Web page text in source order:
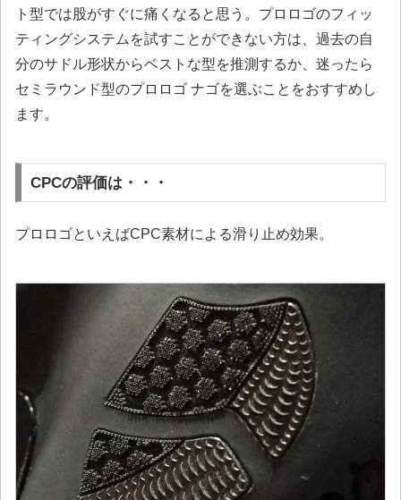
ト型では股がすぐに痛くなると思う。プロロゴのフィッ
ティングシステムを試すことができない方は、過去の自
分のサドル形状からベストな型を推測するか、迷ったら
セミラウンド型のプロロゴ ナゴを選ぶことをおすすめし
ます。
CPCの評価は・・・
プロロゴといえばCPC素材による滑り止め効果。